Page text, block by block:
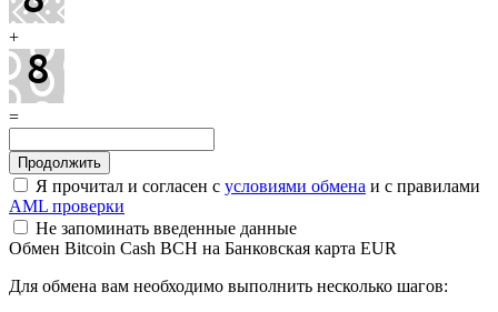
+
=
Я прочитал и согласен с условиями обмена и с правилами
AML проверки
Не запоминать введенные данные
Обмен Bitcoin Cash BCH на Банковская карта EUR
Для обмена вам необходимо выполнить несколько шагов: